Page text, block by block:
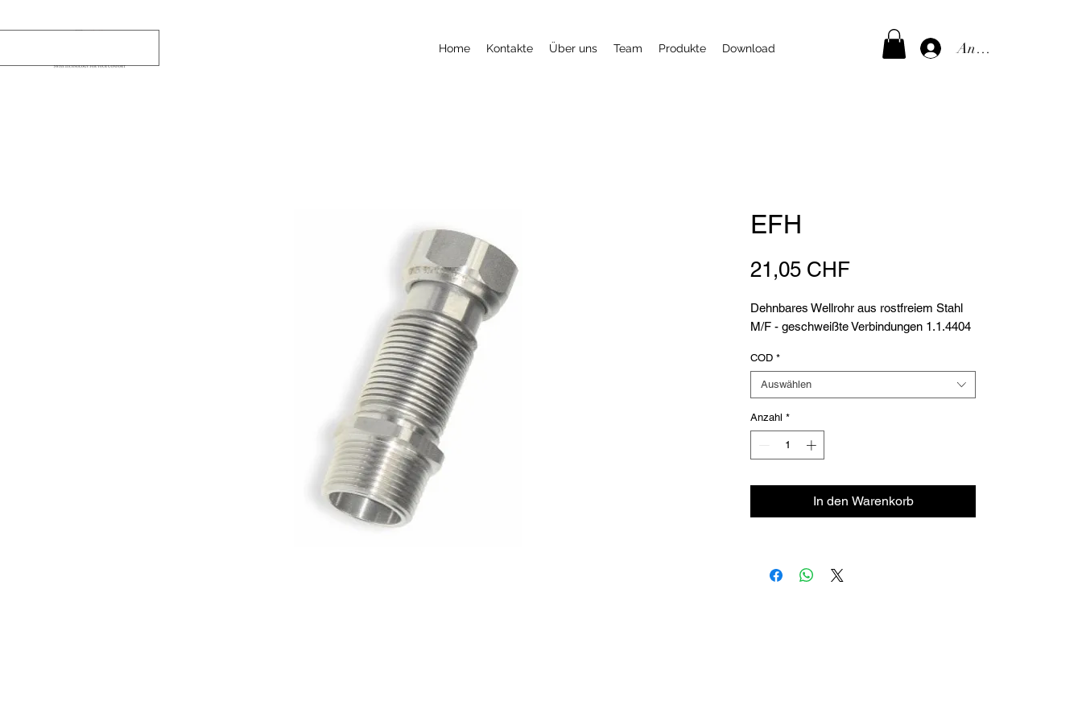
Home Kontakte Über uns Team Produkte Download Anmelden
EFH
21,05 CHFPreis
Dehnbares Wellrohr aus rostfreiem Stahl
M/F - geschweißte Verbindungen 1.1.4404
COD *
Auswählen
Anzahl *
In den Warenkorb